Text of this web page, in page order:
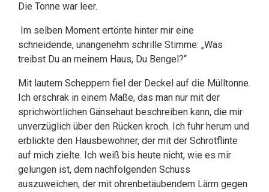
Die Tonne war leer.
Im selben Moment ertönte hinter mir eine
schneidende, unangenehm schrille Stimme: „Was
treibst Du an meinem Haus, Du Bengel?“
Mit lautem Scheppern fiel der Deckel auf die Mülltonne.
Ich erschrak in einem Maße, das man nur mit der
sprichwörtlichen Gänsehaut beschreiben kann, die mir
unverzüglich über den Rücken kroch. Ich fuhr herum und
erblickte den Hausbewohner, der mit der Schrotflinte
auf mich zielte. Ich weiß bis heute nicht, wie es mir
gelungen ist, dem nachfolgenden Schuss
auszuweichen, der mit ohrenbetäubendem Lärm gegen